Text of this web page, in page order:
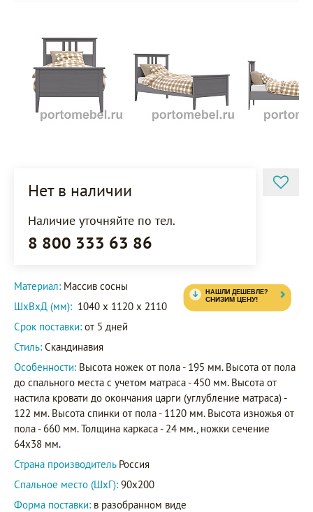
Нет в наличии
Наличие уточняйте по тел.
8 800 333 63 86
Материал: Массив сосны
ШxВxД (мм): 1040 x 1120 x 2110
Срок поставки: от 5 дней
Стиль: Скандинавия
Особенности: Высота ножек от пола - 195 мм. Высота от пола
до спального места с учетом матраса - 450 мм. Высота от
настила кровати до окончания царги (углубление матраса) -
122 мм. Высота спинки от пола - 1120 мм. Высота изножья от
пола - 660 мм. Толщина каркаса - 24 мм., ножки сечение
64х38 мм.
Страна производитель Россия
Спальное место (ШхГ): 90х200
Форма поставки: в разобранном виде